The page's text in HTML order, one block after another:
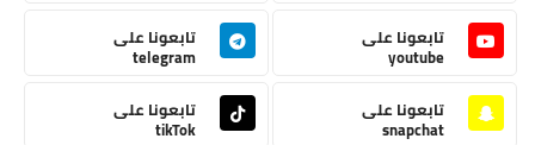
تابعونا على
youtube
تابعونا على
telegram
تابعونا على
snapchat
تابعونا على
tikTok